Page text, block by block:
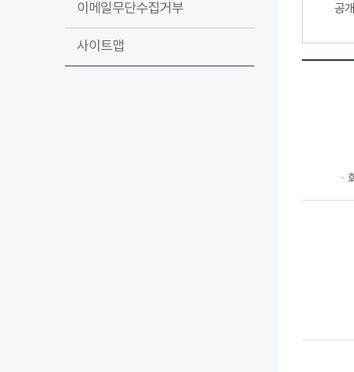
이메일무단수집거부
사이트맵
공
ㆍ